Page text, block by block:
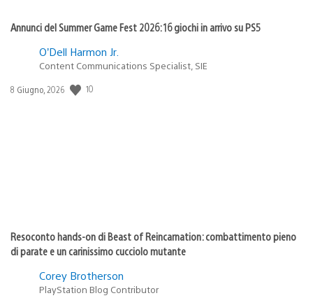
Annunci del Summer Game Fest 2026: 16 giochi in arrivo su PS5
O’Dell Harmon Jr.
Content Communications Specialist, SIE
Data
8 Giugno, 2026 10
Resoconto hands-on di Beast of Reincarnation: combattimento pieno
di parate e un carinissimo cucciolo mutante
Corey Brotherson
PlayStation Blog Contributor